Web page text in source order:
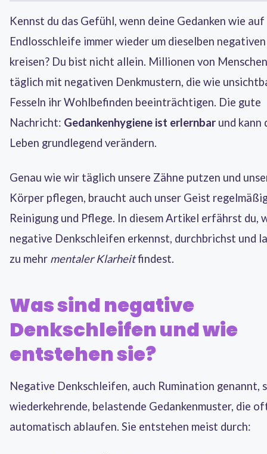
Kennst du das Gefühl, wenn deine Gedanken wie
Endlosschleife immer wieder um dieselben
kreisen? Du bist nicht allein. Millionen von
täglich mit negativen Denkmustern, die wie
Fesseln ihr Wohlbefinden beeinträchtigen. Die gute
Nachricht: Gedankenhygiene ist erlernbar und kann
Leben grundlegend verändern.
Genau wie wir täglich unsere Zähne putzen und
Körper pflegen, braucht auch unser Geist
Reinigung und Pflege. In diesem Artikel erfährst du,
negative Denkschleifen erkennst, durchbrichst und
zu mehr mentaler Klarheitfindest.
Was sind negative
Denkschleifen und wie
entstehen sie?
Negative Denkschleifen, auch Rumination genannt,
wiederkehrende, belastende Gedankenmuster, die
automatisch ablaufen. Sie entstehen meist durch: